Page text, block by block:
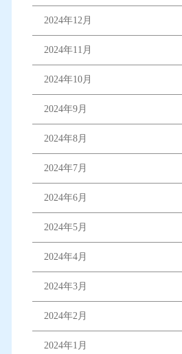
2024年12月
2024年11月
2024年10月
2024年9月
2024年8月
2024年7月
2024年6月
2024年5月
2024年4月
2024年3月
2024年2月
2024年1月